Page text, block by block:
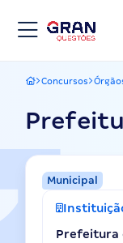
Gran Questões
Concursos
Municipal
Prefeitura